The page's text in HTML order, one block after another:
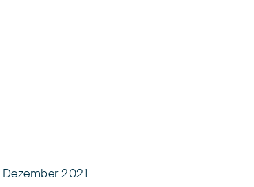
Dezember 2021